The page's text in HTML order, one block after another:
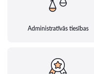
Administratīvās tiesības